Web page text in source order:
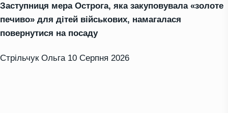
Заступниця мера Острога, яка закуповувала «золоте
печиво» для дітей військових, намагалася
повернутися на посаду
Стрільчук Ольга 10 Серпня 2026